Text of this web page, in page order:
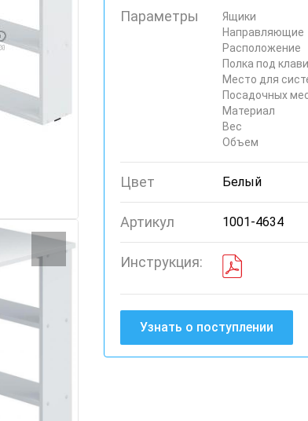
Параметры Ящики
Направляющие
Расположение
Полка под
Место для
Посадочных
Материал
Вес
Объем
Цвет Белый
Артикул 1001-4634
Инструкция:
Узнать о поступлении